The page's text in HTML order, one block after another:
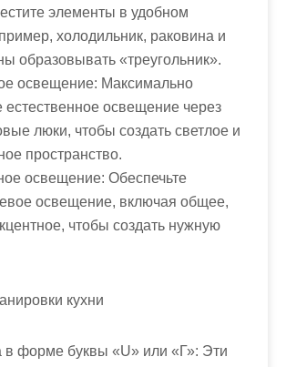
элементы в удобном
холодильник, раковина и
образовывать «треугольник».
освещение: Максимально
естественное освещение через
люки, чтобы создать светлое и
пространство.
освещение: Обеспечьте
освещение, включая общее,
чтобы создать нужную
кухни
в форме буквы «U» или «Г»: Эти